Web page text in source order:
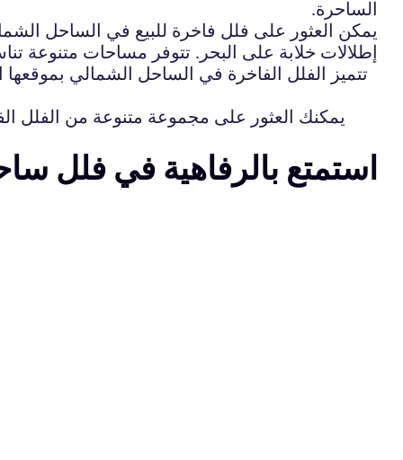
الساحرة.
يمكن العثور على فلل فاخرة للبيع في الساحل
إطلالات خلابة على البحر. تتوفر مساحات متنوعة
تتميز الفلل الفاخرة في الساحل الشمالي بموقعها
يمكنك العثور على مجموعة متنوعة من الفلل
استمتع بالرفاهية في فلل